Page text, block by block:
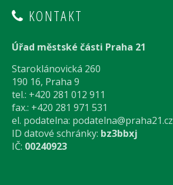
KONTAKT
Úřad městské části Praha 21
Staroklánovická 260
190 16, Praha 9
tel.: +420 281 012 911
fax.: +420 281 971 531
el. podatelna: podatelna@praha21.cz
ID datové schránky: bz3bbxj
IČ: 00240923